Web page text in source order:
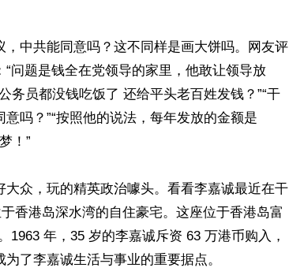
中共能同意吗？这不同样是画大饼吗。网友评
问题是钱全在党领导的家里，他敢让领导放
务员都没钱吃饭了 还给平头老百姓发钱？”“干
吗？”“按照他的说法，每年发放的金额是
！”
众，玩的精英政治噱头。看看李嘉诚最近在干
香港岛深水湾的自住豪宅。这座位于香港岛富
1963 年，35 岁的李嘉诚斥资 63 万港币购入，
了李嘉诚生活与事业的重要据点。